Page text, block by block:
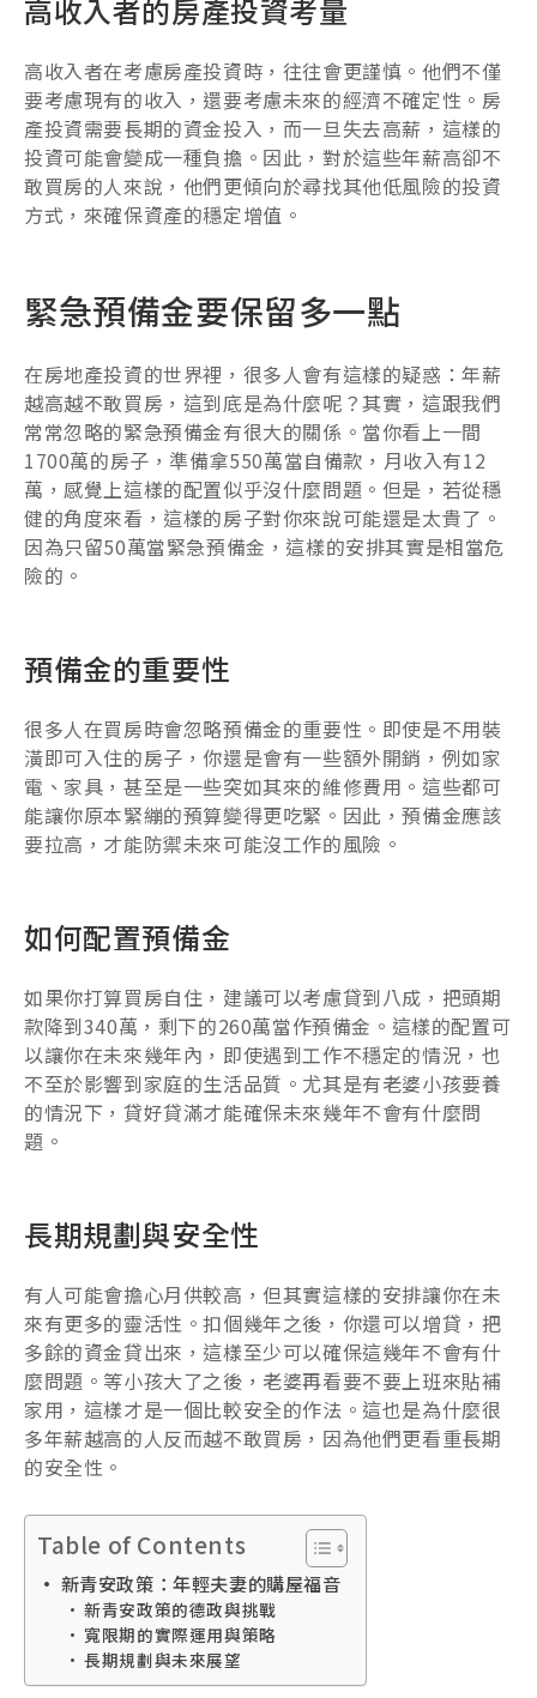
高收入者的房產投資考量
高收入者在考慮房產投資時，往往會更謹慎。他們不僅
要考慮現有的收入，還要考慮未來的經濟不確定性。房
產投資需要長期的資金投入，而一旦失去高薪，這樣的
投資可能會變成一種負擔。因此，對於這些年薪高卻不
敢買房的人來說，他們更傾向於尋找其他低風險的投資
方式，來確保資產的穩定增值。
緊急預備金要保留多一點
在房地產投資的世界裡，很多人會有這樣的疑惑：年薪
越高越不敢買房，這到底是為什麼呢？其實，這跟我們
常常忽略的緊急預備金有很大的關係。當你看上一間
1700萬的房子，準備拿550萬當自備款，月收入有12
萬，感覺上這樣的配置似乎沒什麼問題。但是，若從穩
健的角度來看，這樣的房子對你來說可能還是太貴了。
因為只留50萬當緊急預備金，這樣的安排其實是相當危
險的。
預備金的重要性
很多人在買房時會忽略預備金的重要性。即使是不用裝
潢即可入住的房子，你還是會有一些額外開銷，例如家
電、家具，甚至是一些突如其來的維修費用。這些都可
能讓你原本緊繃的預算變得更吃緊。因此，預備金應該
要拉高，才能防禦未來可能沒工作的風險。
如何配置預備金
如果你打算買房自住，建議可以考慮貸到八成，把頭期
款降到340萬，剩下的260萬當作預備金。這樣的配置可
以讓你在未來幾年內，即使遇到工作不穩定的情況，也
不至於影響到家庭的生活品質。尤其是有老婆小孩要養
的情況下，貸好貸滿才能確保未來幾年不會有什麼問
題。
長期規劃與安全性
有人可能會擔心月供較高，但其實這樣的安排讓你在未
來有更多的靈活性。扣個幾年之後，你還可以增貸，把
多餘的資金貸出來，這樣至少可以確保這幾年不會有什
麼問題。等小孩大了之後，老婆再看要不要上班來貼補
家用，這樣才是一個比較安全的作法。這也是為什麼很
多年薪越高的人反而越不敢買房，因為他們更看重長期
的安全性。
Table of Contents
新青安政策：年輕夫妻的購屋福音
新青安政策的德政與挑戰
寬限期的實際運用與策略
長期規劃與未來展望